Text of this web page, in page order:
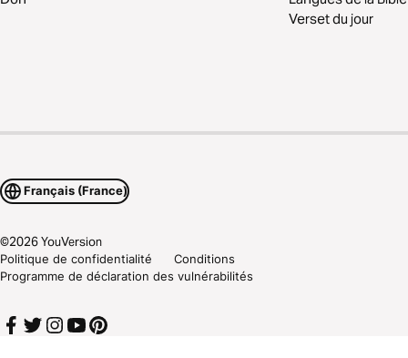
Verset du jour
Français (France)
©2026YouVersion
Politique de confidentialité
Conditions
Programme de déclaration des vulnérabilités